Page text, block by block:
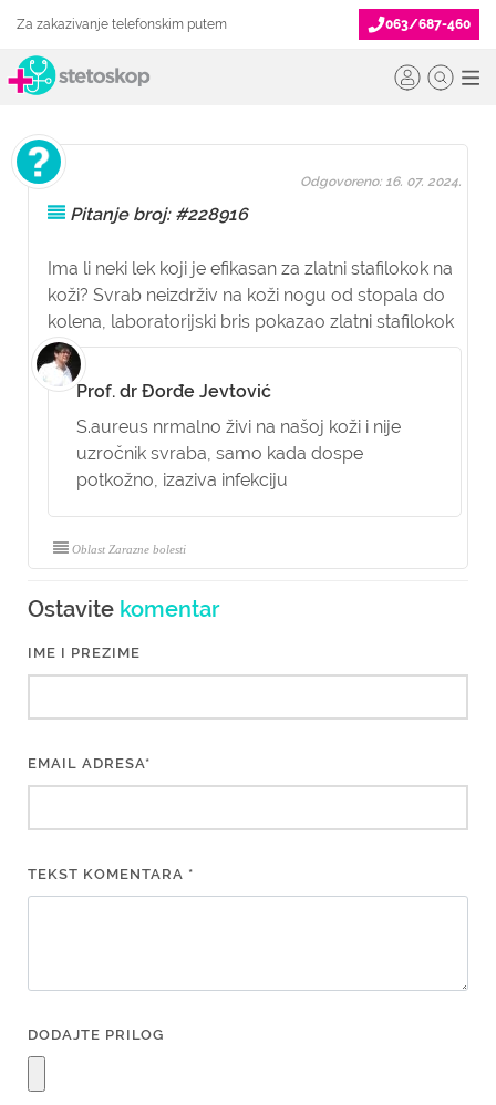
Za zakazivanje telefonskim putem 063/687-460
Pitanje broj: #228916
Ima li neki lek koji je efikasan za zlatni stafilokok na
koži? Svrab neizdrživ na koži nogu od stopala do
kolena, laboratorijski bris pokazao zlatni stafilokok
Odgovoreno: 16. 07. 2024.
Prof. dr Đorđe Jevtović
S.aureus nrmalno živi na našoj koži i nije
uzročnik svraba, samo kada dospe
potkožno, izaziva infekciju
Oblast Zarazne bolesti
Ostavite komentar
IME I PREZIME
EMAIL ADRESA*
TEKST KOMENTARA *
DODAJTE PRILOG